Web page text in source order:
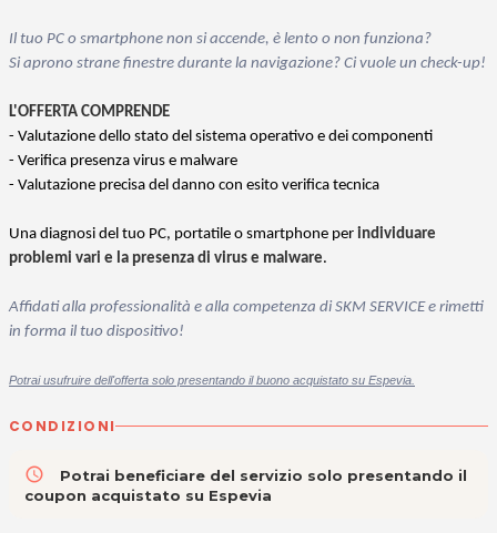
Il tuo PC o smartphone non si accende, è lento o non funziona?
Si aprono strane finestre durante la navigazione? Ci vuole un check-up!
L'OFFERTA COMPRENDE
- Valutazione dello stato del sistema operativo e dei componenti
- Verifica presenza virus e malware
- Valutazione precisa del danno con esito verifica tecnica
Una diagnosi del tuo PC, portatile o smartphone per individuare
problemi vari e la presenza di virus e malware.
Affidati alla professionalità e alla competenza di SKM SERVICE e rimetti
in forma il tuo dispositivo!
Potrai usufruire dell'offerta solo presentando il buono acquistato su Espevia.
CONDIZIONI
access_time
Potrai beneficiare del servizio solo presentando il
coupon acquistato su Espevia